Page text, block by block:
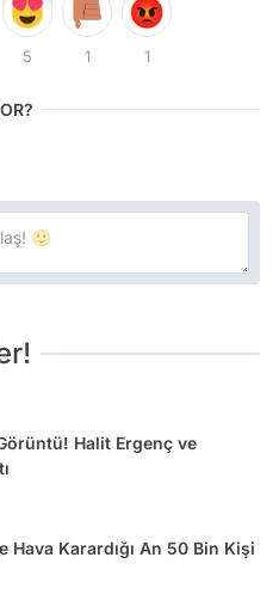
5 1 1
Halit Ergenç ve
Hava Karardığı An 50 Bin Kişi